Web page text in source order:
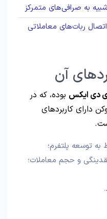
به صرافی‌های متمرکز
ربات‌های معاملاتی
دی ایکس بوده، که در
توکن دارای کاربردهای
توسعه پلتفرم؛
و حجم معاملات؛